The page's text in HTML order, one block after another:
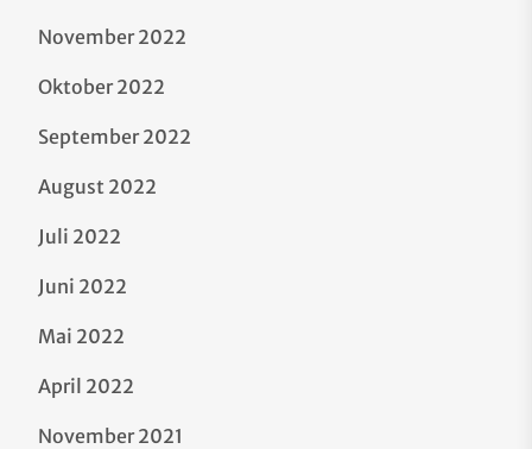
November 2022
Oktober 2022
September 2022
August 2022
Juli 2022
Juni 2022
Mai 2022
April 2022
November 2021